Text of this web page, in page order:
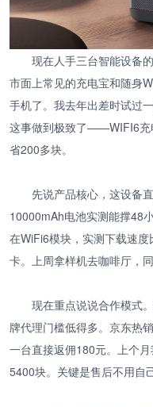
现在人手三台智能设备
市面上常见的充电宝和随身
手机了。我去年出差时试过
这事做到极致了——WIFI6充
省200多块。
先说产品核心，这设备
10000mAh电池实测能撑48
在WiFi6模块，实测下载速
卡。上周拿样机去咖啡厅，
现在重点说说合作模式
牌代理门槛低得多。京东热
一台直接返佣180元。上个
5400块。关键是售后不用自